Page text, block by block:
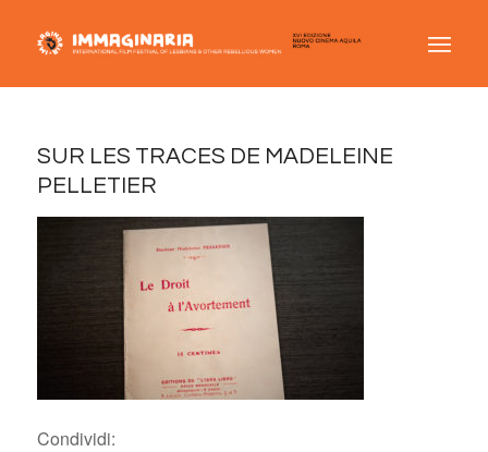
SUR LES TRACES DE MADELEINE
PELLETIER
Condividi: